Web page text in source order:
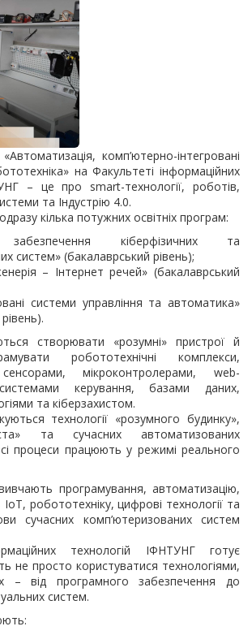
комп’ютерно-інтегровані
на Факультеті інформаційних
– це про smart-технології, роботів,
та Індустрію 4.0.
кілька потужних освітніх програм:
забезпечення кіберфізичних та
систем» (бакалаврський рівень);
– Інтернет речей» (бакалаврський
системи управління та автоматика»
створювати «розумні» пристрої й
робототехнічні комплекси,
мікроконтролерами, web-
керування, базами даних,
та кіберзахистом.
технології «розумного будинку»,
та сучасних автоматизованих
процеси працюють у режимі реального
програмування, автоматизацію,
робототехніку, цифрові технології та
сучасних комп’ютеризованих систем
технологій ІФНТУНГ готує
не просто користуватися технологіями,
– від програмного забезпечення до
систем.